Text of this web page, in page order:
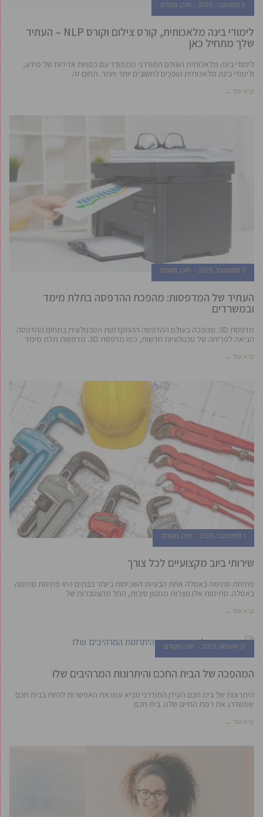
6 ספטמבר, 2025 תוכן מקודם
לימודי בינה מלאכותית, קורס צילום וקורס NLP – העתיד
שלך מתחיל כאן
לימודי בינה מלאכותית העולם המודרני מתמודד עם כמויות אדירות של מידע,
ולימודי בינה מלאכותית הופכים לחשובים יותר ויותר. תחום זה
קרא עוד ←
5 ספטמבר, 2025 תוכן מקודם
העתיד של המדפסות: מהפכת ההדפסה בתלת מימד
ובמשרדים
מדפסת 3D: מהפכה בעולם ההדפסה ההתקדמות הטכנולוגית בתחום ההדפסה
הביאה לפריחה של טכנולוגיות חדשות, כמו מדפסת 3D. מדפסות תלת מימד
קרא עוד ←
1 ספטמבר, 2025 תוכן מקודם
שירותי ביוב מקצועיים לכל צורך
פתיחת סתימה באסלה אחת הבעיות השכיחות ביותר בבתים היא פתיחת סתימה
באסלה. סתימות אלו נוצרות ממגוון סיבות, החל מהצטברות של
קרא עוד ←
31 אוגוסט, 2025 תוכן מקודם
המהפכה של הבית החכם והיתרונות המרהיבים שלו
היתרונות של בית חכם העידן המודרני מביא עמו את האפשרות לחיות בבית חכם
שמשדרג את רמת החיים שלנו. בית חכם
קרא עוד ←